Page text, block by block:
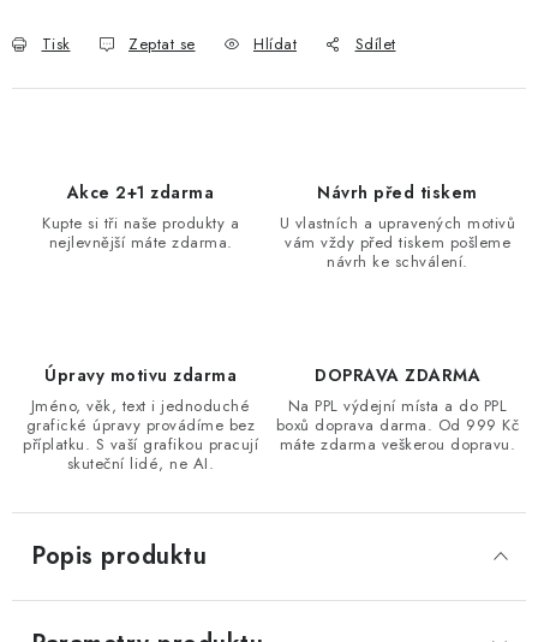
Tisk Zeptat se Hlídat Sdílet
Akce 2+1 zdarma
Kupte si tři naše produkty a
nejlevnější máte zdarma.
Návrh před tiskem
U vlastních a upravených motivů
vám vždy před tiskem pošleme
návrh ke schválení.
Úpravy motivu zdarma
Jméno, věk, text i jednoduché
grafické úpravy provádíme bez
příplatku. S vaší grafikou pracují
skuteční lidé, ne AI.
DOPRAVA ZDARMA
Na PPL výdejní místa a do PPL
boxů doprava darma. Od 999 Kč
máte zdarma veškerou dopravu.
Popis produktu